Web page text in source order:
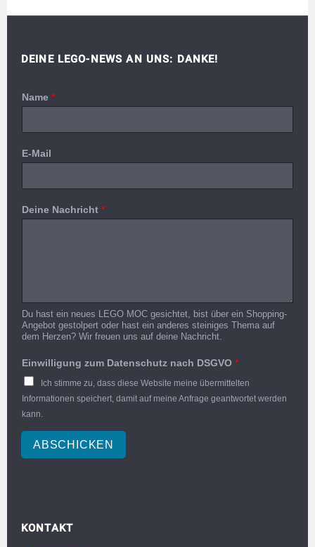
DEINE LEGO-NEWS AN UNS: DANKE!
Name *
E-Mail
Deine Nachricht *
Du hast ein neues LEGO MOC gesichtet, bist über ein Shopping-
Angebot gestolpert oder hast ein anderes steiniges Thema auf
dem Herzen? Wir freuen uns auf deine Nachricht.
Einwilligung zum Datenschutz nach DSGVO *
Ich stimme zu, dass diese Website meine übermittelten
Informationen speichert, damit auf meine Anfrage geantwortet werden
kann.
ABSCHICKEN
KONTAKT